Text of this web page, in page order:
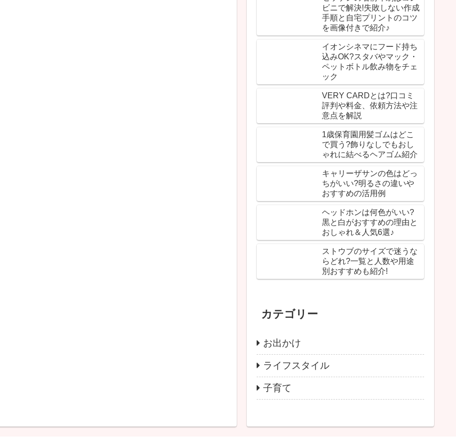
ビニで解決!失敗しない作成
手順と自宅プリントのコツ
を画像付きで紹介♪
イオンシネマにフード持ち
込みOK?スタバやマック・
ペットボトル飲み物をチェ
ック
VERY CARDとは?口コミ
評判や料金、依頼方法や注
意点を解説
1歳保育園用髪ゴムはどこ
で買う?飾りなしでもおし
ゃれに結べるヘアゴム紹介
キャリーザサンの色はどっ
ちがいい?明るさの違いや
おすすめの活用例
ヘッドホンは何色がいい?
黒と白がおすすめの理由と
おしゃれ＆人気6選♪
ストウブのサイズで迷うな
らどれ?一覧と人数や用途
別おすすめも紹介!
カテゴリー
お出かけ
ライフスタイル
子育て